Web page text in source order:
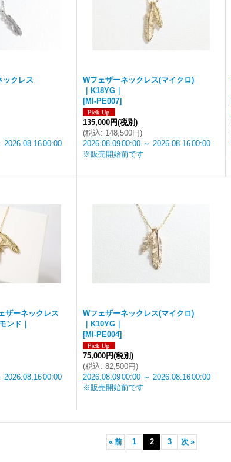
ックレス
2026.08.1600:00
Wフェザーネックレス(マイクロ)
｜K18YG｜
[MI-PE007]
135,000円(税別)
(税込: 148,500円)
2026.08.0900:00 ～ 2026.08.1600:00
※販売開始前です
ザーネックレス
ンド｜
2026.08.1600:00
Wフェザーネックレス(マイクロ)
｜K10YG｜
[MI-PE004]
75,000円(税別)
(税込: 82,500円)
2026.08.0900:00 ～ 2026.08.1600:00
※販売開始前です
« 前 1 2 3 次 »